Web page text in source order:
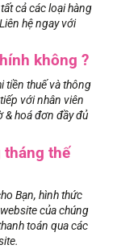
cả các loại hàng
hệ ngay với
không ?
tiền thuế và thông
với nhân viên
& hoá đơn đầy đủ
tháng thế
Bạn, hình thức
của chúng
toán qua các